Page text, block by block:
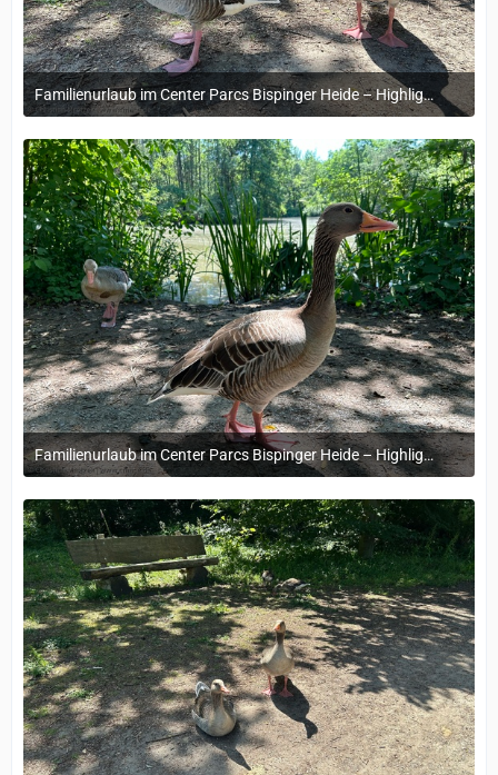
Familienurlaub im Center Parcs Bispinger Heide – Highlights & Erinnerungen
22. November 2024 um 14:13
Familienurlaub im Center Parcs Bispinger Heide – Highlights & Erinnerungen
22. November 2024 um 14:13